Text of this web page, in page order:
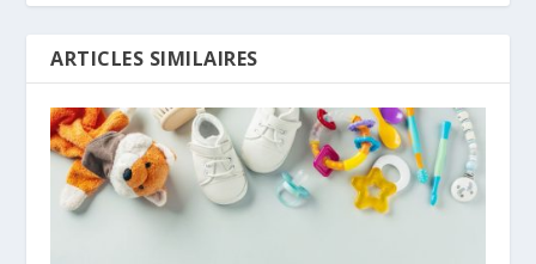
ARTICLES SIMILAIRES